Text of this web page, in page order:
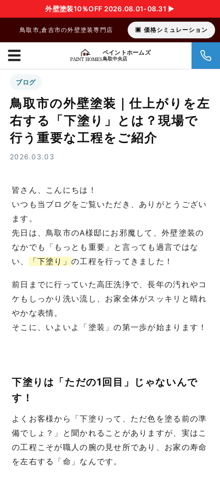
外壁塗装10％OFF 2026.08.01-08.31 ▶︎
鳥取市,倉吉市の外壁塗装専門店 価格シミュレーション
ペイントホームズ
鳥取中央店
☰
ブログ
鳥取市の外壁塗装｜仕上がりを左
右する「下塗り」とは？現場で
行う重要な工程をご紹介
2026.03.03
皆さん、こんにちは！
いつも当ブログをご覧いただき、ありがとうござい
ます。
先日は、鳥取市のA様邸にお邪魔して、外壁塗装の
なかでも「もっとも重要」と言っても過言ではな
い、
「下塗り」 の工程を行ってきました！
前日までに行っていた高圧洗浄で、長年の汚れやコ
ケもしっかり洗い流し、お家全体がスッキリと晴れ
やかな表情。
そこに、いよいよ「塗装」の第一歩が始まります！
下塗りは「ただの1回目」じゃないんで
す！
よくお客様から「下塗りって、ただ色を塗る前の準
備でしょ？」と聞かれることがありますが、実はこ
の工程こそが職人の腕の見せ所であり、お家の寿命
を左右する「命」なんです。